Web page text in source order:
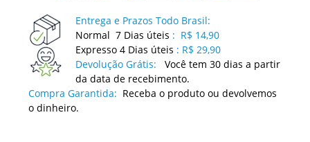
Entrega e Prazos Todo Brasil:
Normal 7 Dias úteis : R$ 14,90
Expresso 4 Dias úteis : R$ 29,90
Devolução Grátis:
Você tem 30 dias a partir
da data de recebimento.
Compra Garantida: Receba o produto ou devolvemos
o dinheiro.